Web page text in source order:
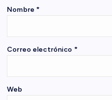
e
r
Nombre *
Correo electrónico *
Web